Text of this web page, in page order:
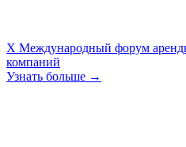
X Международный форум
компаний
Узнать больше →